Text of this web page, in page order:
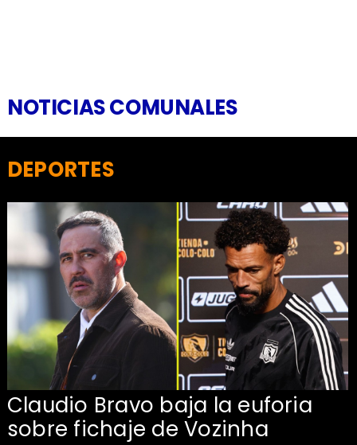
NOTICIAS COMUNALES
Claudio Bravo baja la euforia
sobre fichaje de Vozinha
DEPORTES